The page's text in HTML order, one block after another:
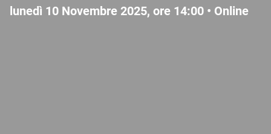
lunedì 10 Novembre 2025, ore 14:00 • Online